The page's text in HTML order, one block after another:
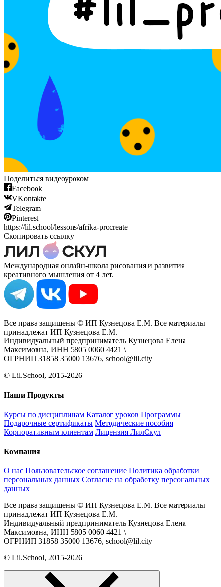
Поделиться видеоуроком
Facebook
VKontakte
Telegram
Pinterest
https://lil.school/lessons/afrika-procreate
Скопировать ссылку
Международная онлайн-школа рисования и развития
креативного мышления от 4 лет.
Все права защищены © ИП Кузнецова Е.М. Все материалы
принадлежат ИП Кузнецова Е.М.
Индивидуальный предприниматель Кузнецова Елена
Максимовна, ИНН 5805 0060 4421 \
ОГРНИП 31858 35000 13676, school@lil.city
© Lil.School, 2015‐2026
Наши Продукты
Курсы по дисциплинам Каталог уроков Программы
Подарочные сертификаты Методические пособия
Корпоративным клиентам Лицензия ЛилСкул
Компания
О нас Пользовательское соглашение Политика обработки
персональных данных Согласие на обработку персональных
данных
Все права защищены © ИП Кузнецова Е.М. Все материалы
принадлежат ИП Кузнецова Е.М.
Индивидуальный предприниматель Кузнецова Елена
Максимовна, ИНН 5805 0060 4421 \
ОГРНИП 31858 35000 13676, school@lil.city
© Lil.School, 2015‐2026